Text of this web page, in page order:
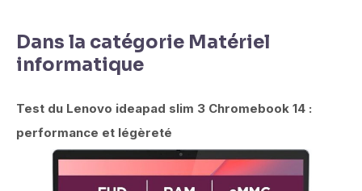
Dans la catégorie Matériel
informatique
Test du Lenovo ideapad slim 3 Chromebook 14 :
performance et légèreté